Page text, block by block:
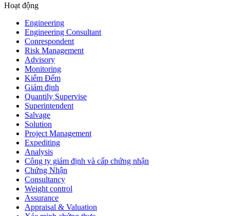
Hoạt động
Engineering
Engineering Consultant
Conrespondent
Risk Management
Advisory
Monitoring
Kiểm Đếm
Giám định
Quantily Supervise
Superintendent
Salvage
Solution
Project Management
Expediting
Analysis
Công ty giám định và cấp chứng nhận
Chứng Nhận
Consultancy
Weight control
Assurance
Appraisal & Valuation